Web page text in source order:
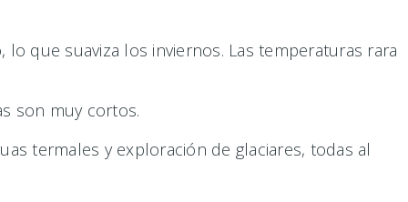
que suaviza los inviernos. Las temperaturas rara
son muy cortos.
termales y exploración de glaciares, todas al